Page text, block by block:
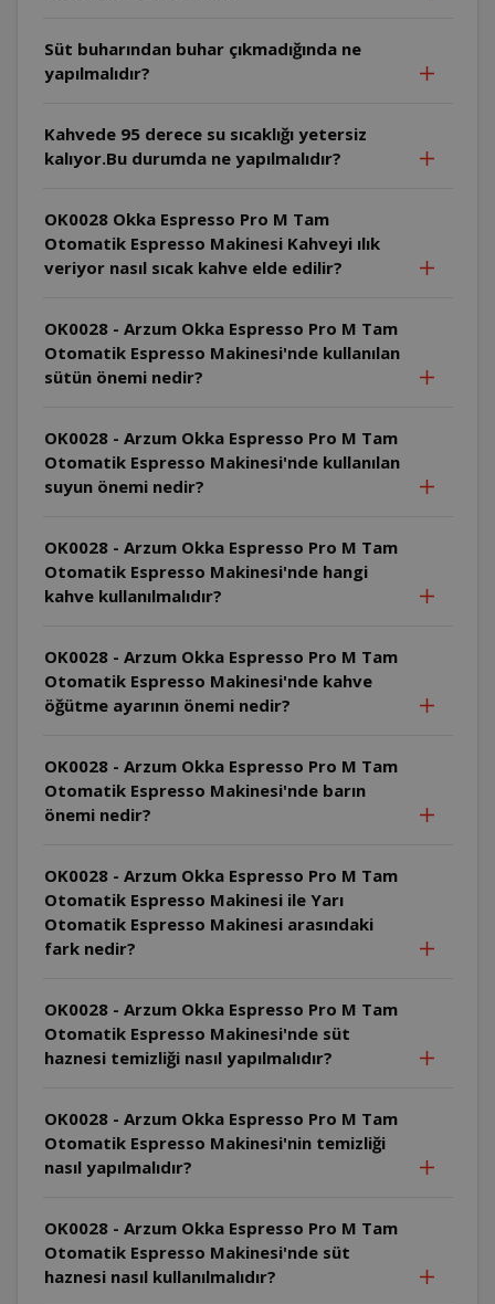
Süt buharından buhar çıkmadığında ne
yapılmalıdır?
Kahvede 95 derece su sıcaklığı yetersiz
kalıyor.Bu durumda ne yapılmalıdır?
OK0028 Okka Espresso Pro M Tam
Otomatik Espresso Makinesi Kahveyi ılık
veriyor nasıl sıcak kahve elde edilir?
OK0028 - Arzum Okka Espresso Pro M Tam
Otomatik Espresso Makinesi'nde kullanılan
sütün önemi nedir?
OK0028 - Arzum Okka Espresso Pro M Tam
Otomatik Espresso Makinesi'nde kullanılan
suyun önemi nedir?
OK0028 - Arzum Okka Espresso Pro M Tam
Otomatik Espresso Makinesi'nde hangi
kahve kullanılmalıdır?
OK0028 - Arzum Okka Espresso Pro M Tam
Otomatik Espresso Makinesi'nde kahve
öğütme ayarının önemi nedir?
OK0028 - Arzum Okka Espresso Pro M Tam
Otomatik Espresso Makinesi'nde barın
önemi nedir?
OK0028 - Arzum Okka Espresso Pro M Tam
Otomatik Espresso Makinesi ile Yarı
Otomatik Espresso Makinesi arasındaki
fark nedir?
OK0028 - Arzum Okka Espresso Pro M Tam
Otomatik Espresso Makinesi'nde süt
haznesi temizliği nasıl yapılmalıdır?
OK0028 - Arzum Okka Espresso Pro M Tam
Otomatik Espresso Makinesi'nin temizliği
nasıl yapılmalıdır?
OK0028 - Arzum Okka Espresso Pro M Tam
Otomatik Espresso Makinesi'nde süt
haznesi nasıl kullanılmalıdır?